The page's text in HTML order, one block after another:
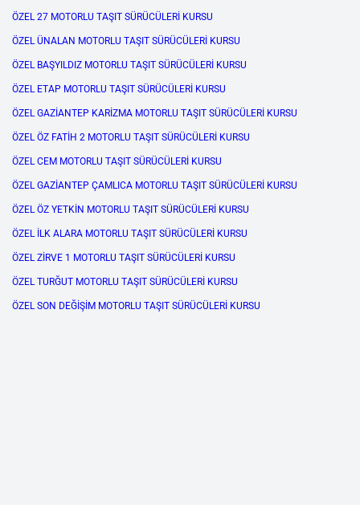
ÖZEL 27 MOTORLU TAŞIT SÜRÜCÜLERİ KURSU
ÖZEL ÜNALAN MOTORLU TAŞIT SÜRÜCÜLERİ KURSU
ÖZEL BAŞYILDIZ MOTORLU TAŞIT SÜRÜCÜLERİ KURSU
ÖZEL ETAP MOTORLU TAŞIT SÜRÜCÜLERİ KURSU
ÖZEL GAZİANTEP KARİZMA MOTORLU TAŞIT SÜRÜCÜLERİ KURSU
ÖZEL ÖZ FATİH 2 MOTORLU TAŞIT SÜRÜCÜLERİ KURSU
ÖZEL CEM MOTORLU TAŞIT SÜRÜCÜLERİ KURSU
ÖZEL GAZİANTEP ÇAMLICA MOTORLU TAŞIT SÜRÜCÜLERİ KURSU
ÖZEL ÖZ YETKİN MOTORLU TAŞIT SÜRÜCÜLERİ KURSU
ÖZEL İLK ALARA MOTORLU TAŞIT SÜRÜCÜLERİ KURSU
ÖZEL ZİRVE 1 MOTORLU TAŞIT SÜRÜCÜLERİ KURSU
ÖZEL TURĞUT MOTORLU TAŞIT SÜRÜCÜLERİ KURSU
ÖZEL SON DEĞİŞİM MOTORLU TAŞIT SÜRÜCÜLERİ KURSU